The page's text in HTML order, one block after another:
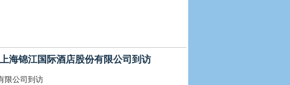
海锦江国际酒店股份有限公司到访
限公司到访